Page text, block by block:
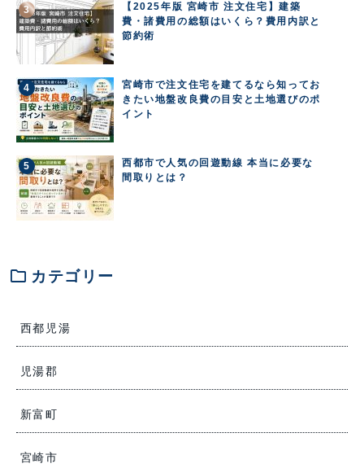
【2025年版 宮崎市 注文住宅】建築
費・諸費用の総額はいくら？費用内訳と
節約術
宮崎市で注文住宅を建てるなら知ってお
きたい地盤改良費の目安と土地選びのポ
イント
西都市で人気の回遊動線 本当に必要な
間取りとは？
folder カテゴリー
西都児湯
児湯郡
新富町
宮崎市